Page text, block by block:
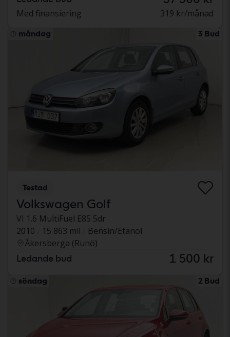
Med finansiering 319 kr/månad
måndag 3 Bud
Testad
Volkswagen Golf
VI 1.6 MultiFuel E85 5dr
2010
15 863 mil
Bensin/Etanol
Åkersberga (Runö)
Ledande bud 1 500 kr
söndag 2 Bud